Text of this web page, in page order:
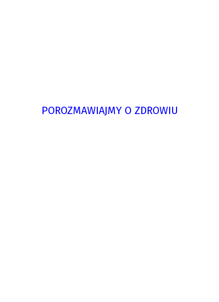
POROZMAWIAJMY O ZDROWIU